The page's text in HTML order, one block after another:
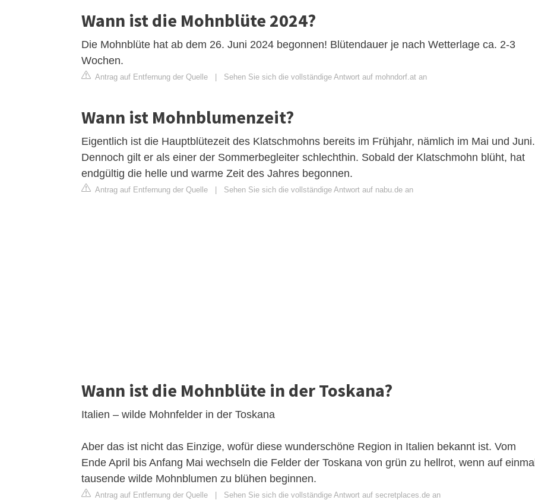
Wann ist die Mohnblüte 2024?
Die Mohnblüte hat ab dem 26. Juni 2024 begonnen! Blütendauer je nach Wetterlage ca. 2-3
Wochen.
Antrag auf Entfernung der Quelle Sehen Sie sich die vollständige Antwort auf mohndorf.at an
Wann ist Mohnblumenzeit?
Eigentlich ist die Hauptblütezeit des Klatschmohns bereits im Frühjahr, nämlich im Mai und Juni.
Dennoch gilt er als einer der Sommerbegleiter schlechthin. Sobald der Klatschmohn blüht, hat
endgültig die helle und warme Zeit des Jahres begonnen.
Antrag auf Entfernung der Quelle Sehen Sie sich die vollständige Antwort auf nabu.de an
Wann ist die Mohnblüte in der Toskana?
Italien – wilde Mohnfelder in der Toskana
Aber das ist nicht das Einzige, wofür diese wunderschöne Region in Italien bekannt ist. Vom
Ende April bis Anfang Mai wechseln die Felder der Toskana von grün zu hellrot, wenn auf einmal
tausende wilde Mohnblumen zu blühen beginnen.
Antrag auf Entfernung der Quelle Sehen Sie sich die vollständige Antwort auf secretplaces.de an